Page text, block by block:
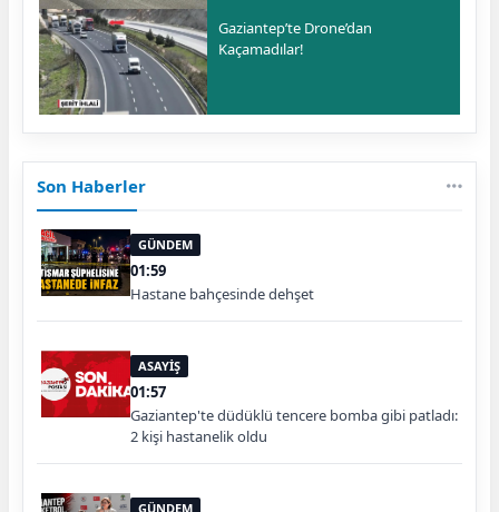
Gaziantep’te Drone’dan
Kaçamadılar!
Son Haberler
GÜNDEM
01:59
Hastane bahçesinde dehşet
ASAYİŞ
01:57
Gaziantep'te düdüklü tencere bomba gibi patladı:
2 kişi hastanelik oldu
GÜNDEM